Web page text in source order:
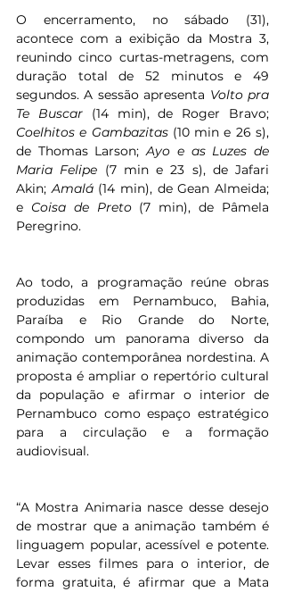
O encerramento, no sábado (31),
acontece com a exibição da Mostra 3,
reunindo cinco curtas-metragens, com
duração total de 52 minutos e 49
segundos. A sessão apresenta Volto pra
Te Buscar
Coelhitos e Gambazitas (10 min e 26 s),
de Thomas Larson; Ayo e as Luzes de
Maria Felipe (7 min e 23 s), de Jafari
Akin; Amalá (14 min), de Gean Almeida;
e Coisa de Preto (7 min), de Pâmela
Peregrino.
Ao todo, a programação reúne obras
produzidas em Pernambuco, Bahia,
Paraíba e Rio Grande do Norte,
compondo um panorama diverso da
animação contemporânea nordestina. A
proposta é ampliar o repertório cultural
da população e afirmar o interior de
Pernambuco como espaço estratégico
para a circulação e a formação
audiovisual.
“A Mostra Animaria nasce desse desejo
de mostrar que a animação também é
linguagem popular, acessível e potente.
Levar esses filmes para o interior, de
forma gratuita, é afirmar que a Mata